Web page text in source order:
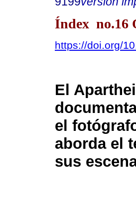
Índex no.16
https://doi.org/
El
el
aborda el
sus